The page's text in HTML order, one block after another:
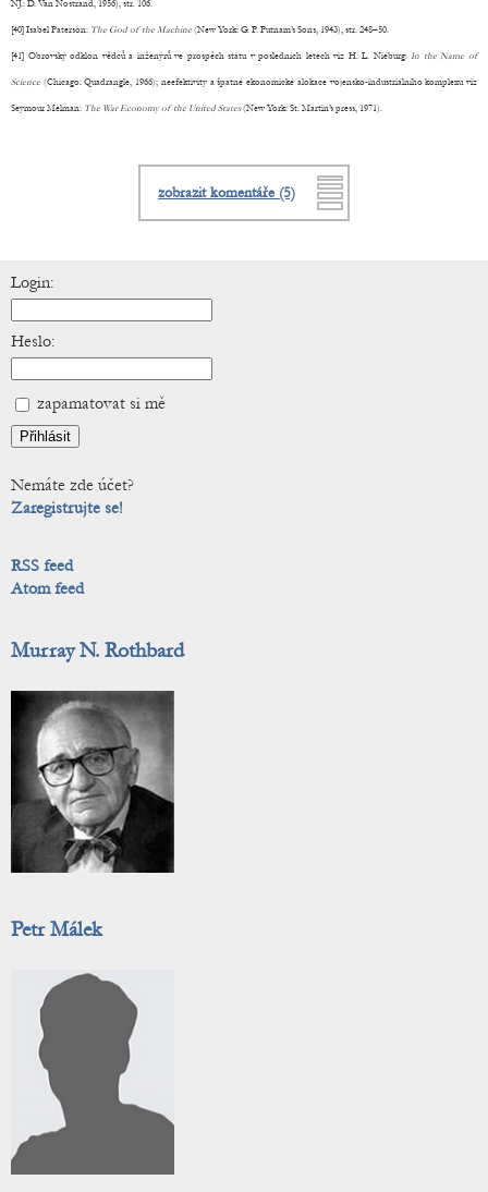
NJ.: D. Van Nostrand, 1956), str. 106.
[40] Isabel Paterson: The God of the Machine (New York: G. P. Putnam’s Sons, 1943), str. 248–50.
[41] Obrovský odklon vědců a inženýrů ve prospěch státu v posledních letech viz H. L. Nieburg:In the Name of
Science (Chicago: Quadrangle, 1966); neefektivity a špatné ekonomické alokace vojensko-industriálního komplexu viz
Seymour Melman: The War Economy of the United States(New York: St. Martin’s press, 1971).
zobrazit komentáře (5)
Login:
Heslo:
zapamatovat si mě
Nemáte zde účet?
Zaregistrujte se!
RSS feed
Atom feed
Murray N. Rothbard
Petr Málek